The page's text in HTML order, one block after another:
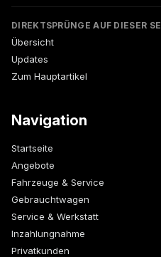
DIREKTSPRÜNGE AUF DIESER
Übersicht
Updates
Zum Hauptartikel
Navigation
Startseite
Angebote
Fahrzeuge & Service
Gebrauchtwagen
Service & Werkstatt
Inzahlungnahme
Privatkunden